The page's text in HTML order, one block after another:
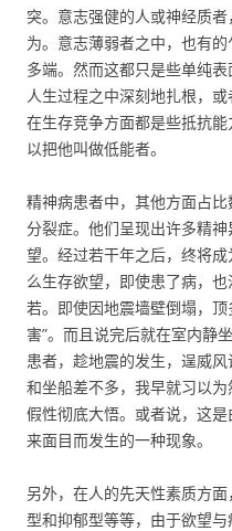
突。意志强健的人或神经质
为。意志薄弱者之中，也有
多端。然而这都只是些单纯
人生过程之中深刻地扎根，或
在生存竞争方面都是些抵抗
以把他叫做低能者。
精神病患者中，其他方面占
分裂症。他们呈现出许多精
望。经过若干年之后，终将
么生存欲望，即使患了病，
若。即使因地震墙壁倒塌，
害”。而且说完后就在室内静
患者，趁地震的发生，逞威风
和坐船差不多，我早就习以
假性彻底大悟。或者说，这
来面目而发生的一种现象。
另外，在人的先天性素质方
型和抑郁型等等，由于欲望